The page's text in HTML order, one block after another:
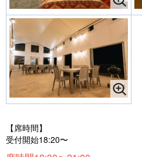
【席時間】
受付開始18:20〜